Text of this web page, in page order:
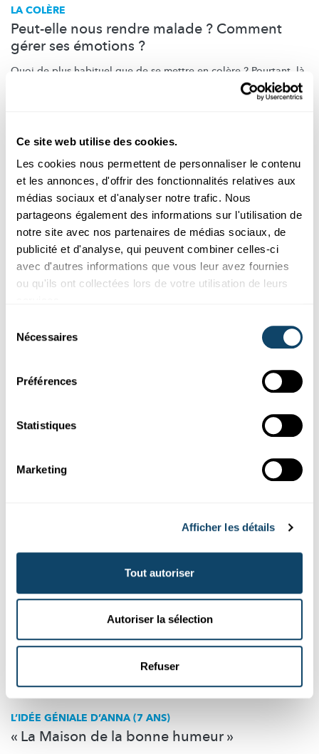
Ce site web utilise des cookies.
Les cookies nous permettent de personnaliser le contenu
et les annonces, d'offrir des fonctionnalités relatives aux
médias sociaux et d'analyser notre trafic. Nous
partageons également des informations sur l'utilisation de
notre site avec nos partenaires de médias sociaux, de
publicité et d'analyse, qui peuvent combiner celles-ci
avec d'autres informations que vous leur avez fournies
ou qu'ils ont collectées lors de votre utilisation de leurs
Nécessaires
Préférences
Statistiques
Marketing
Afficher les détails
Tout autoriser
Autoriser la sélection
Refuser
LA COLÈRE
Peut-elle nous rendre malade ? Comment
gérer ses émotions ?
Quoi de plus habituel que de se mettre en colère ? Pourtant, là
où certains ravalent leur colère, d'autres la laissent toujours
exploser tel un volcan. Aucune de ces deux réactions extrêmes
University of Luxembourg
L’identification avec le personnage influence
Notre comportement après des jeux vidéo violents est
jeu.
L’IDÉE GÉNIALE D’ANNA (7 ANS)
« La Maison de la bonne humeur »